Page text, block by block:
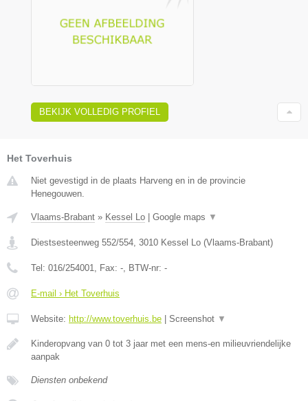
BEKIJK VOLLEDIG PROFIEL
Het Toverhuis
Niet gevestigd in de plaats Harveng en in de provincie
Henegouwen.
Vlaams-Brabant » Kessel Lo Google maps ▼
Diestsesteenweg 552/554, 3010 Kessel Lo (Vlaams-Brabant)
Tel: 016/254001, Fax: -, BTW-nr: -
E-mail › Het Toverhuis
Website: http://www.toverhuis.be Screenshot ▼
Kinderopvang van 0 tot 3 jaar met een mens-en milieuvriendelijke
aanpak
Diensten onbekend